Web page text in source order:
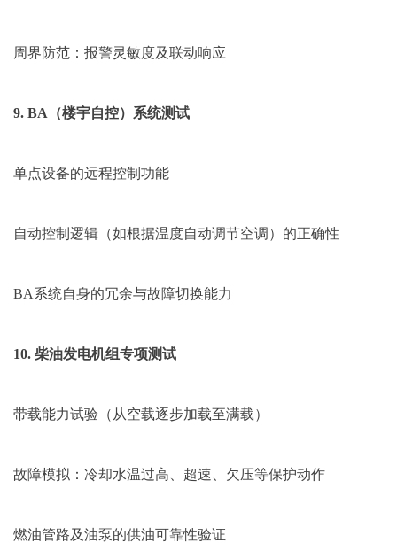
周界防范：报警灵敏度及联动响应
9. BA（楼宇自控）系统测试
单点设备的远程控制功能
自动控制逻辑（如根据温度自动调节空调）的正确性
BA系统自身的冗余与故障切换能力
10. 柴油发电机组专项测试
带载能力试验（从空载逐步加载至满载）
故障模拟：冷却水温过高、超速、欠压等保护动作
燃油管路及油泵的供油可靠性验证